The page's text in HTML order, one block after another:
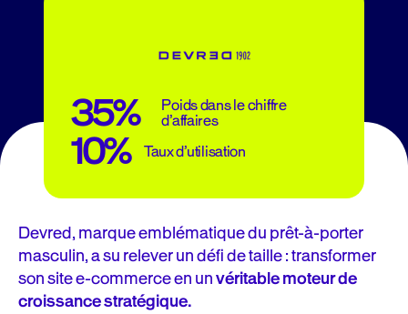
35% Poids dans le chiffre
d’affaires
10% Taux d’utilisation
Devred, marque emblématique du prêt-à-porter
masculin, a su relever un défi de taille : transformer
son site e-commerce en unvéritable moteur de
croissance stratégique.